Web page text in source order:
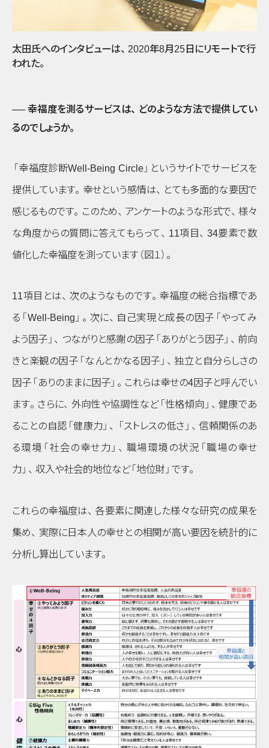
太田氏へのインタビューは、 2020年8月25日にリモートで行
われた。
── 幸福度を測るサービスは、 どのような方法で提供してい
るのでしょうか。
「幸福度診断Well-Being Circle」 というサイトでサービスを
提供しています。 幸せという感情は、
とても多面的な要因で
感じるものです。 このため、 アンケートのような形式で、 様々
な角度からの質問に答えてもらって、 11項目 、 34要素で数
値化した幸福度を測っています （図１） 。
11項目とは、 次のようなものです。 幸福度の総合指標であ
る 「Well-Being」 。 次に、 自己実現と成長の因子 「やってみ
よう因子」 、 つながりと感謝の因子 「ありがとう因子」 、 前向
きと楽観の因子 「なんとかなる因子」 、 独立と自分らしさの
因子 「ありのままに因子」 。 これらは幸せの4因子と呼んでい
ます。 さらに、 外向性や協調性など 「性格傾向」 、 健康であ
ることの自認 「健康力」 、 「ストレスの低さ」 、 信頼関係のあ
る環境 「社会の幸せ力」 、 職場環境の状況 「職場の幸せ
力」 、 収入や社会的地位など 「地位財」 です。
これらの幸福度は、 各要素に関連した様々な研究の成果を
集め、 実際に日本人の幸せとの相関が高い要因を統計的に
分析し算出しています。